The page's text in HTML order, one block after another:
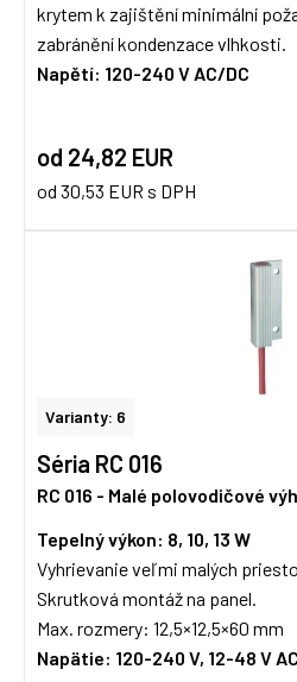
krytem k zajištění minimální
zabránění kondenzace vlhkosti.
Napětí: 120-240 V AC/DC
od 24,82 EUR
od 30,53 EUR s DPH
Varianty: 6
Séria RC 016
RC 016 - Malé polovodičové
Tepelný výkon: 8, 10, 13 W
Vyhrievanie veľmi malých
Skrutková montáž na panel.
Max. rozmery: 12,5×12,5×60 mm
Napätie: 120-240 V, 12-48 V